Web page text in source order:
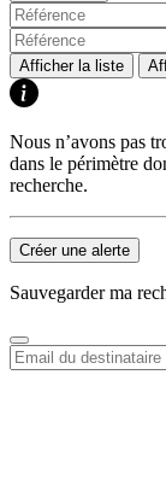
Afficher la liste
Nous n’avons pas
dans le périmètre
recherche.
Créer une alerte
Sauvegarder ma